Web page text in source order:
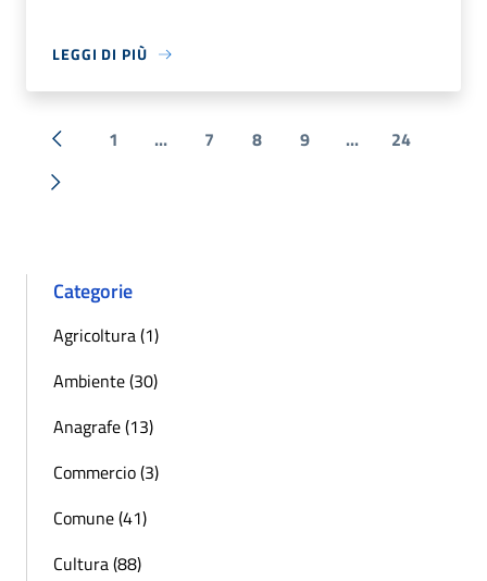
LEGGI DI PIÙ
« Precedente
1 ... 7 8 9 ... 24
Successiva »
Categorie
Agricoltura (1)
Ambiente (30)
Anagrafe (13)
Commercio (3)
Comune (41)
Cultura (88)